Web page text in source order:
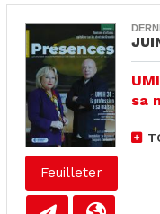
Feuilleter
sa